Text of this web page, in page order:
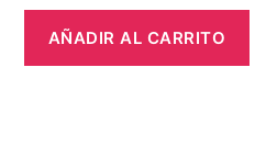
AÑADIR AL CARRITO